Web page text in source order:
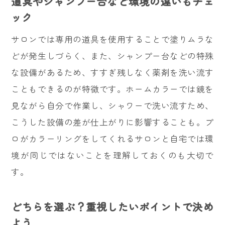
ック
サロンでは専用の道具を使用することで塗りムラな
どが発生しづらく、また、シャンプー台などの特殊
な設備があるため、すすぎ残しなく薬剤を洗い流す
こともできるのが特徴です。ホームカラーでは鏡を
見ながら自分で作業し、シャワーで洗い流すため、
こうした設備の差が仕上がりに影響することも。プ
ロがカラーリングをしてくれるサロンと自宅では環
境が同じではないことを理解しておくのも大切で
す。
どちらを選ぶ？重視したいポイントで決め